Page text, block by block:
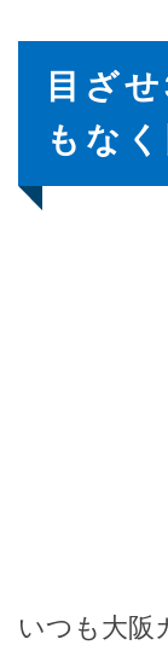
目ざ
もな
いつも大阪